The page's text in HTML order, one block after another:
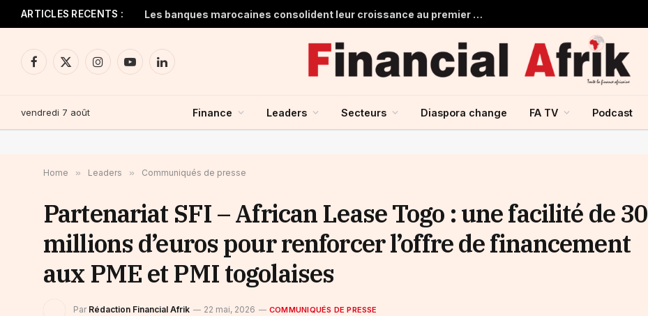
ARTICLES RECENTS : Les banques marocaines consolident leur croissance au premier semestre 2026
Facebook
X
InstagramYouTubeLinkedIn
vendredi 7 août Finance Leaders Secteurs Diaspora change FA TV Podcast
Home » Leaders » Communiqués de presse
Partenariat SFI – African Lease Togo : une facilité de 30
millions d’euros pour renforcer l’offre de financement
aux PME et PMI togolaises
Par Rédaction Financial Afrik 22 mai, 2026 COMMUNIQUÉS DE PRESSE